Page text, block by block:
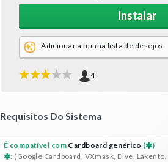
Instalar
Adicionar a minha lista de desejos
4
Requisitos Do Sistema
É compatível com Cardboard genérico (
)
: (Google Cardboard, VXmask, Dive,